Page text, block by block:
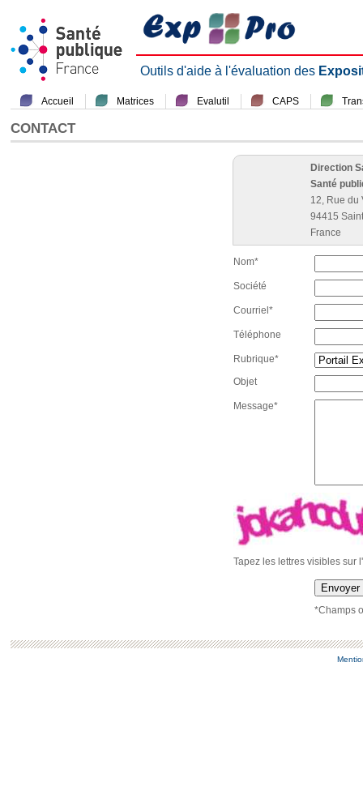
Outils d'aide à l'évaluation des
Accueil Matrices Evalutil CAPS
CONTACT
Direction
Santé
12, Rue du
94415
France
Nom*
Société
Courriel*
Téléphone
Rubrique*
Objet
Message*
Tapez les lettres visibles sur
Envoyer
*Champs